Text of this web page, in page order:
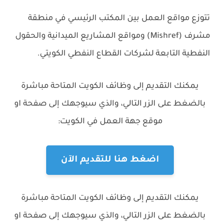
تتوزع مواقع العمل بين المكتب الرئيسي في منطقة
مشرف (Mishref) ومواقع المشاريع الميدانية والحقول
النفطية التابعة لشركات القطاع النفطي الكويتي.
يمكنك التقديم إلى وظائف الكويت المتاحة مباشرة
بالضغط على الزر التالي، والذي سيوجهك إلى صفحة او
موقع جهة العمل في الكويت:
اضغط هنا للتقديم الآن
يمكنك التقديم إلى وظائف الكويت المتاحة مباشرة
بالضغط على الزر التالي، والذي سيوجهك إلى صفحة او